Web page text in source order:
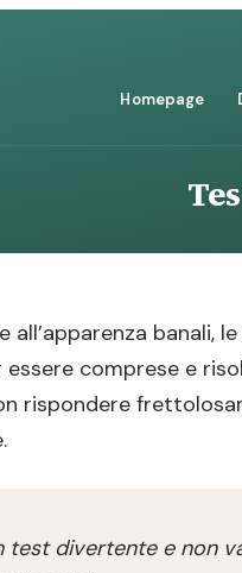
Homepage
banali,
comprese e
rispondere
test divertente e non